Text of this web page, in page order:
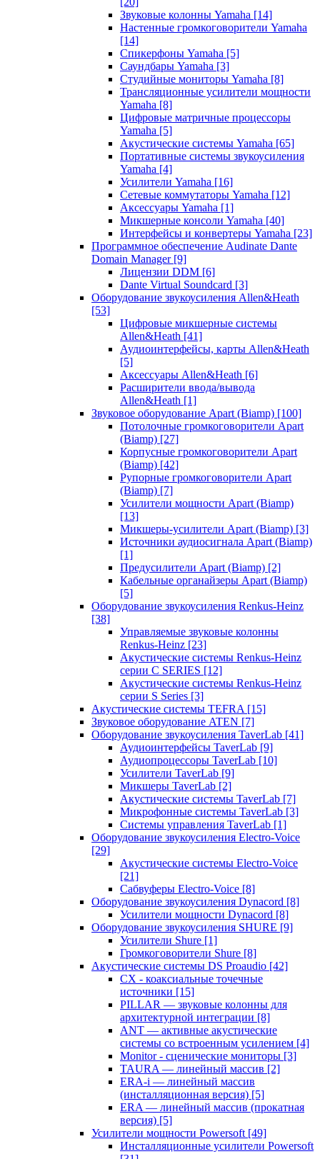
Звуковые колонны Yamaha [14]
Настенные громкоговорители Yamaha
[14]
Спикерфоны Yamaha [5]
Саундбары Yamaha [3]
Студийные мониторы Yamaha [8]
Трансляционные усилители мощности
Yamaha [8]
Цифровые матричные процессоры
Yamaha [5]
Акустические системы Yamaha [65]
Портативные системы звукоусиления
Yamaha [4]
Усилители Yamaha [16]
Сетевые коммутаторы Yamaha [12]
Аксессуары Yamaha [1]
Микшерные консоли Yamaha [40]
Интерфейсы и конвертеры Yamaha [23]
Программное обеспечение Audinate Dante
Domain Manager [9]
Лицензии DDM [6]
Dante Virtual Soundcard [3]
Оборудование звукоусиления Allen&Heath
[53]
Цифровые микшерные системы
Allen&Heath [41]
Аудиоинтерфейсы, карты Allen&Heath
[5]
Аксессуары Allen&Heath [6]
Расширители ввода/вывода
Allen&Heath [1]
Звуковое оборудование Apart (Biamp) [100]
Потолочные громкоговорители Apart
(Biamp) [27]
Корпусные громкоговорители Apart
(Biamp) [42]
Рупорные громкоговорители Apart
(Biamp) [7]
Усилители мощности Apart (Biamp)
[13]
Микшеры-усилители Apart (Biamp) [3]
Источники аудиосигнала Apart (Biamp)
[1]
Предусилители Apart (Biamp) [2]
Кабельные органайзеры Apart (Biamp)
[5]
Оборудование звукоусиления Renkus-Heinz
[38]
Управляемые звуковые колонны
Renkus-Heinz [23]
Акустические системы Renkus-Heinz
серии C SERIES [12]
Акустические системы Renkus-Heinz
серии S Series [3]
Акустические системы TEFRA [15]
Звуковое оборудование ATEN [7]
Оборудование звукоусиления TaverLab [41]
Аудиоинтерфейсы TaverLab [9]
Аудиопроцессоры TaverLab [10]
Усилители TaverLab [9]
Микшеры TaverLab [2]
Акустические системы TaverLab [7]
Микрофонные системы TaverLab [3]
Системы управления TaverLab [1]
Оборудование звукоусиления Electro-Voice
[29]
Акустические системы Electro-Voice
[21]
Сабвуферы Electro-Voice [8]
Оборудование звукоусиления Dynacord [8]
Усилители мощности Dynacord [8]
Оборудование звукоусиления SHURE [9]
Усилители Shure [1]
Громкоговорители Shure [8]
Акустические системы DS Proaudio [42]
CX - коаксиальные точечные
источники [15]
PILLAR — звуковые колонны для
архитектурной интеграции [8]
ANT — активные акустические
системы со встроенным усилением [4]
Monitor - сценические мониторы [3]
TAURA — линейный массив [2]
ERA-i — линейный массив
(инсталляционная версия) [5]
ERA — линейный массив (прокатная
версия) [5]
Усилители мощности Powersoft [49]
Инсталляционные усилители Powersoft